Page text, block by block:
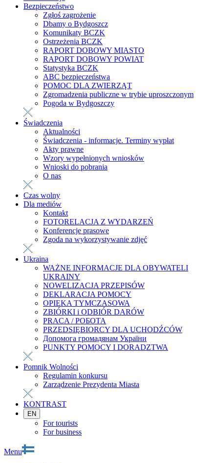
Bezpieczeństwo
Zgłoś zagrożenie
Dbamy o Bydgoszcz
Komunikaty BCZK
Ostrzeżenia BCZK
RAPORT DOBOWY MIASTO
RAPORT DOBOWY POWIAT
Statystyka BCZK
ABC bezpieczeństwa
POMOC DLA ZWIERZĄT
Zgromadzenia publiczne w trybie uproszczonym
Pogoda w Bydgoszczy
Świadczenia
Aktualności
Świadczenia - informacje. Terminy wypłat
Akty prawne
Wzory wypełnionych wniosków
Wnioski do pobrania
O nas
Czas wolny
Dla mediów
Kontakt
FOTORELACJA Z WYDARZEŃ
Konferencje prasowe
Zgoda na wykorzystywanie zdjęć
Ukraina
WAŻNE INFORMACJE DLA OBYWATELI
UKRAINY
NOWELIZACJA PRZEPISÓW
DEKLARACJA POMOCY
OPIEKA TYMCZASOWA
ZBIÓRKI i ODBIÓR DARÓW
PRACA / РОБОТА
PRZEDSIĘBIORCY DLA UCHODŹCÓW
Допомога громадянам України
PUNKTY POMOCY I DORADZTWA
Pomnik Wolności
Regulamin konkursu
Zarządzenie Prezydenta Miasta
KONTRAST
EN
For tourists
For business
Menu